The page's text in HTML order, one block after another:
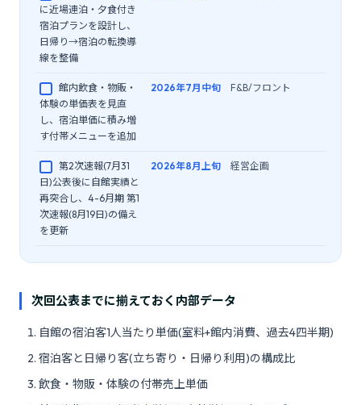
に近場連泊・夕食付き
宿泊プランを設計し、
日帰り→宿泊の転換導
線を整備
館内飲食・物販・
体験の単価表を見直
し、宿泊単価に積み増
す付帯メニューを追加
2026年7月中旬 F&B/フロント
第2次速報(7月31
日)公表後に自館実績と
再突合し、4-6月期 第1
次速報(8月19日)の備え
を更新
2026年8月上旬 経営企画
次回公表までに揃えておく内部データ
自館の宿泊客1人当たり単価(室料+館内消費、過去4四半期)
宿泊客と日帰り客(立ち寄り・日帰り利用)の構成比
飲食・物販・体験の付帯売上単価